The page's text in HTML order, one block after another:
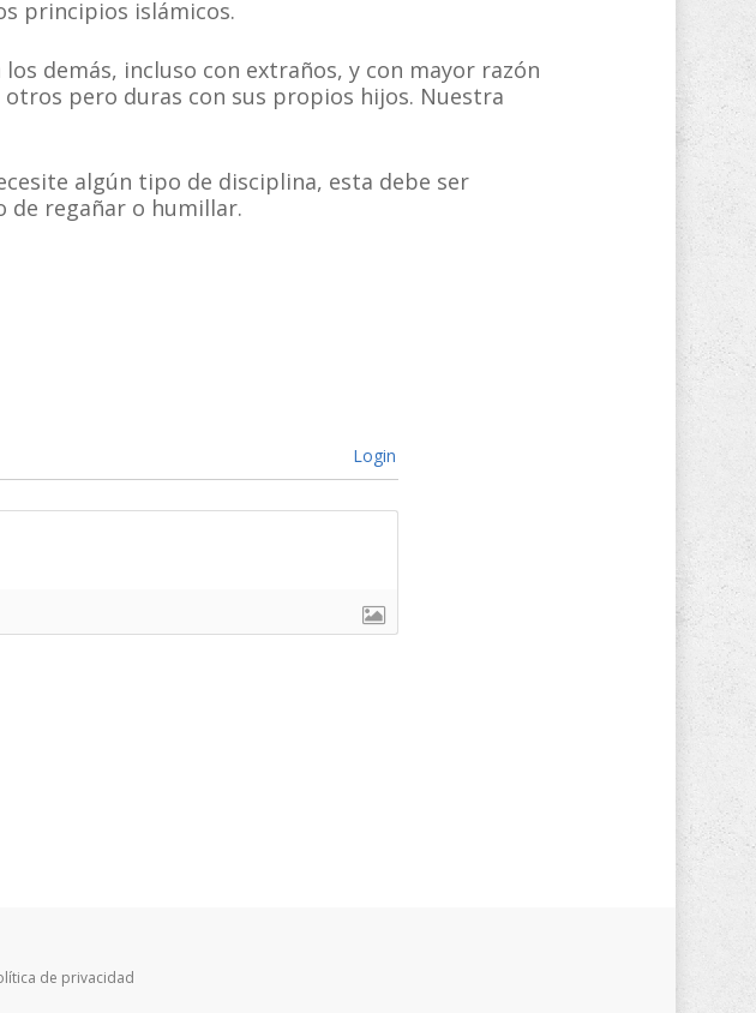
principios islámicos.
demás, incluso con extraños, y con mayor razón
pero duras con sus propios hijos. Nuestra
algún tipo de disciplina, esta debe ser
de regañar o humillar.
Login
de privacidad